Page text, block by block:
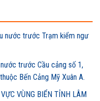
nước trước Trạm kiểm ngư
trước Cầu cảng số 1,
Bến Cảng Mỹ Xuân A.
VÙNG BIỂN TỈNH LÂM